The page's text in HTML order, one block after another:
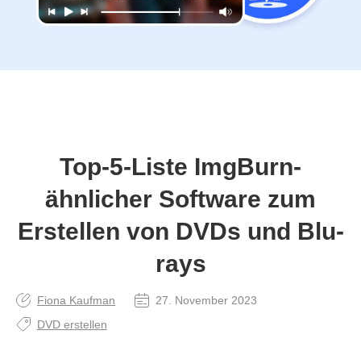
Top-5-Liste ImgBurn-
ähnlicher Software zum
Erstellen von DVDs und Blu-
rays
Fiona Kaufman
27. November 2023
DVD erstellen